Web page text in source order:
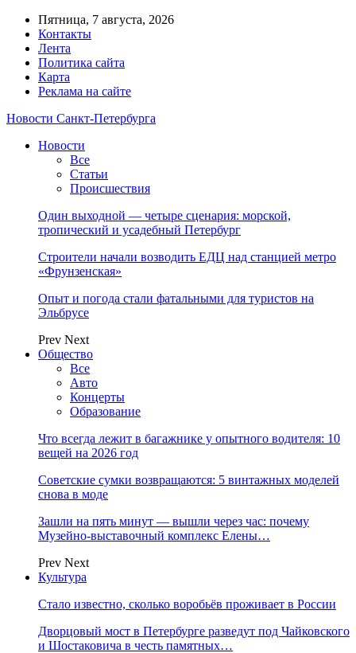
Пятница, 7 августа, 2026
Контакты
Лента
Политика сайта
Карта
Реклама на сайте
Новости Санкт-Петербурга
Новости
Все
Статьи
Происшествия
Один выходной — четыре сценария: морской,
тропический и усадебный Петербург
Строители начали возводить ЕДЦ над станцией метро
«Фрунзенская»
Опыт и погода стали фатальными для туристов на
Эльбрусе
Prev Next
Общество
Все
Авто
Концерты
Образование
Что всегда лежит в багажнике у опытного водителя: 10
вещей на 2026 год
Советские сумки возвращаются: 5 винтажных моделей
снова в моде
Зашли на пять минут — вышли через час: почему
Музейно-выставочный комплекс Елены…
Prev Next
Культура
Стало известно, сколько воробьёв проживает в России
Дворцовый мост в Петербурге разведут под Чайковского
и Шостаковича в честь памятных…